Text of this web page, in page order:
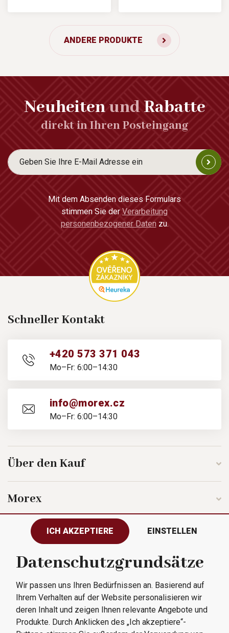
ANDERE PRODUKTE
NeuheitenundRabatte
direkt in Ihren Posteingang
Mit dem Absenden dieses Formulars
stimmen Sie der Verarbeitung
personenbezogener Daten zu.
Schneller Kontakt
+420 573 371 043
Mo–Fr: 6:00–14:30
info@morex.cz
Mo–Fr: 6:00–14:30
Über den Kauf
Morex
Folgen Sie uns
Alle Rechte vorbehalten © 2023
Morex, spol. s r.o.
ICH AKZEPTIERE EINSTELLEN
Datenschutzgrundsätze
Wir passen uns Ihren Bedürfnissen an. Basierend auf
Ihrem Verhalten auf der Website personalisieren wir
deren Inhalt und zeigen Ihnen relevante Angebote und
Produkte. Durch Anklicken des „Ich akzeptiere“-